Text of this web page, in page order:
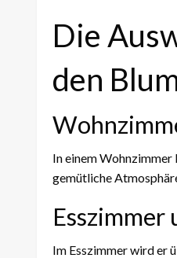
Die
den
In einem Wohnzimmer
gemütliche
Esszimmer
Im Esszimmer wird er